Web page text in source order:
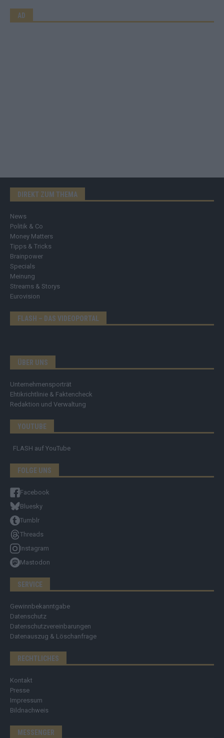
AD
DIREKT ZUM THEMA
News
Politik & Co
Money Matters
Tipps & Tricks
Brainpower
Specials
Meinung
Streams & Storys
Eurovision
FLASH – DAS VIDEOPORTAL
ÜBER UNS
Unternehmensporträt
Ehtikrichtlinie & Faktencheck
Redaktion und Verwaltung
YOUTUBE
FLASH auf YouTube
FOLGE UNS
Facebook
Bluesky
Tumblr
Threads
Instagram
Mastodon
SERVICE
Gewinnbekanntgabe
Datenschutz
Datenschutzvereinbarungen
Datenauszug & Löschanfrage
RECHTLICHES
Kontakt
Presse
Impressum
Bildnachweis
MESSENGER